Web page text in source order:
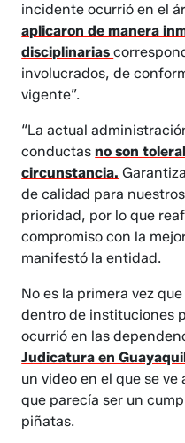
incidente ocurrió en el
aplicaron de manera
disciplinarias
involucrados, de
vigente”.
“La actual
conductasno son
circunstancia.
de calidad para
prioridad, por lo que
compromiso con la
manifestó la entidad.
No es la primera vez
dentro de instituciones
ocurrió en las
Judicatura en
un video en el que se
que parecía ser un
piñatas.